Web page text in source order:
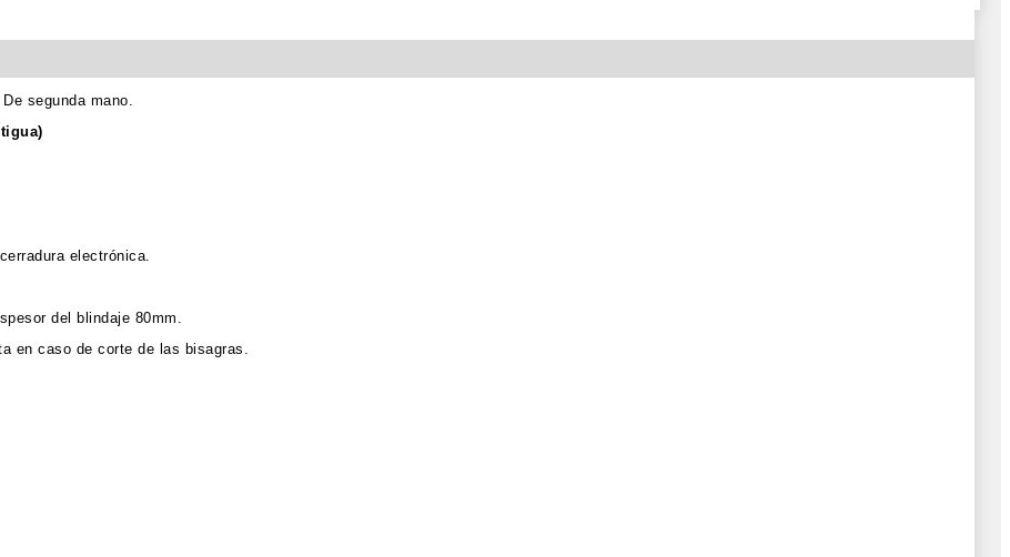
segunda mano.
electrónica.
del blindaje 80mm.
en caso de corte de las bisagras.